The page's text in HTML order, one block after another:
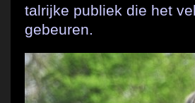
talrijke publiek die het
gebeuren.